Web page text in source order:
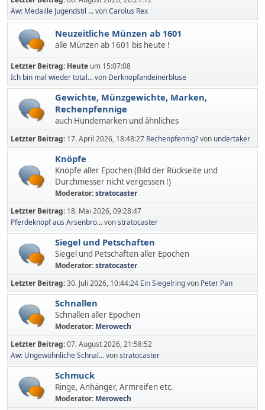
Aw: Medaille Jugendstil ...vonCarolus Rex
Neuzeitliche Münzen ab 1601
alle Münzen ab 1601 bis heute !
Letzter Beitrag: Heute um 15:07:08
Ich bin mal wieder total...von Derknopfandeinerbluse
Gewichte, Münzgewichte, Marken,
Rechenpfennige
auch Hundemarken und ähnliches
Letzter Beitrag: 17. April 2026, 18:48:27 Rechenpfennig?von undertaker
Knöpfe
Knöpfe aller Epochen (Bild der Rückseite und
Durchmesser nicht vergessen !)
Moderator:stratocaster
Letzter Beitrag: 18. Mai 2026, 09:28:47
Pferdeknopf aus Arsenbro...vonstratocaster
Siegel und Petschaften
Siegel und Petschaften aller Epochen
Moderator:stratocaster
Letzter Beitrag:30. Juli 2026, 10:44:24 Ein Siegelringvon Peter Pan
Schnallen
Schnallen aller Epochen
Moderator: Merowech
Letzter Beitrag:07. August 2026, 21:58:52
Aw: Ungewöhnliche Schnal...vonstratocaster
Schmuck
Ringe, Anhänger, Armreifen etc.
Moderator: Merowech